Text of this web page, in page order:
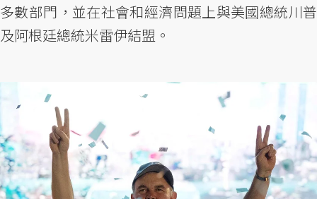
多數部門，並在社會和經濟問題上與美國總統川普
及阿根廷總統米雷伊結盟。